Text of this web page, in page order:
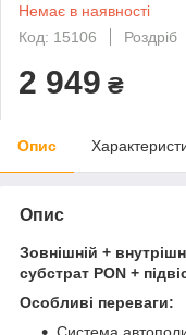
Немає в наявності
Код: 15106
Роздріб
2 949 ₴
Опис
Опис
Зовнішній +
субстрат PON +
Особливі переваги:
Система